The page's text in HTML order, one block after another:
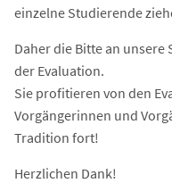
einzelne Studierende
Daher die Bitte an unsere
der Evaluation.
Sie profitieren von den
Vorgängerinnen und
Tradition fort!
Herzlichen Dank!